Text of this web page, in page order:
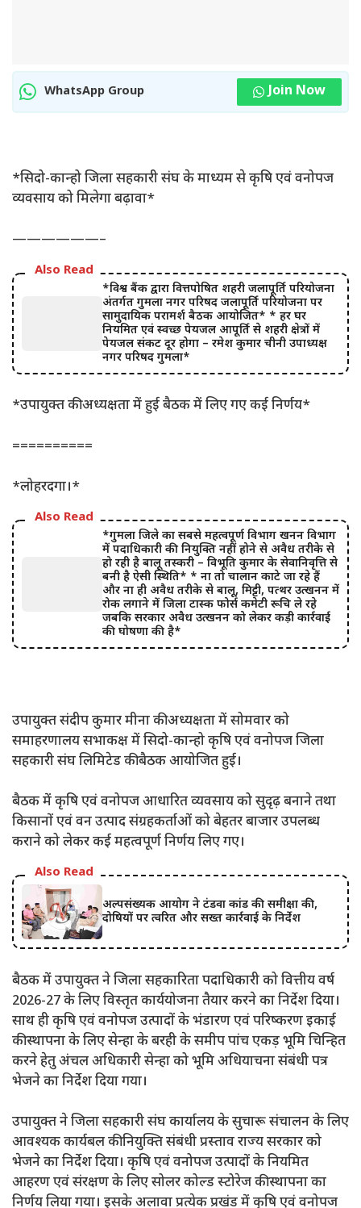
WhatsApp Group Join Now
*सिदो-कान्हो जिला सहकारी संघ के माध्यम से कृषि एवं वनोपज
व्यवसाय को मिलेगा बढ़ावा*
——————–
Also Read
*विश्व बैंक द्वारा वित्तपोषित शहरी जलापूर्ति परियोजना
अंतर्गत गुमला नगर परिषद जलापूर्ति परियोजना पर
सामुदायिक परामर्श बैठक आयोजित* * हर घर
नियमित एवं स्वच्छ पेयजल आपूर्ति से शहरी क्षेत्रों में
पेयजल संकट दूर होगा – रमेश कुमार चीनी उपाध्यक्ष
नगर परिषद गुमला*
*उपायुक्त की अध्यक्षता में हुई बैठक में लिए गए कई निर्णय*
==========
*लोहरदगा।*
Also Read
*गुमला जिले का सबसे महत्वपूर्ण विभाग खनन विभाग
में पदाधिकारी की नियुक्ति नहीं होने से अवैध तरीके से
हो रही है बालू तस्करी – विभूति कुमार के सेवानिवृत्ति से
बनी है ऐसी स्थिति* * ना तो चालान काटे जा रहे हैं
और ना ही अवैध तरीके से बालू, मिट्टी, पत्थर उत्खनन में
रोक लगाने में जिला टास्क फोर्स कमेटी रूचि ले रहे
जबकि सरकार अवैध उत्खनन को लेकर कड़ी कार्रवाई
की घोषणा की है*
उपायुक्त संदीप कुमार मीना की अध्यक्षता में सोमवार को
समाहरणालय सभाकक्ष में सिदो-कान्हो कृषि एवं वनोपज जिला
सहकारी संघ लिमिटेड की बैठक आयोजित हुई।
बैठक में कृषि एवं वनोपज आधारित व्यवसाय को सुदृढ़ बनाने तथा
किसानों एवं वन उत्पाद संग्रहकर्ताओं को बेहतर बाजार उपलब्ध
कराने को लेकर कई महत्वपूर्ण निर्णय लिए गए।
Also Read
अल्पसंख्यक आयोग ने टंडवा कांड की समीक्षा की,
दोषियों पर त्वरित और सख्त कार्रवाई के निर्देश
बैठक में उपायुक्त ने जिला सहकारिता पदाधिकारी को वित्तीय वर्ष
2026-27 के लिए विस्तृत कार्ययोजना तैयार करने का निर्देश दिया।
साथ ही कृषि एवं वनोपज उत्पादों के भंडारण एवं परिष्करण इकाई
की स्थापना के लिए सेन्हा के बरही के समीप पांच एकड़ भूमि चिन्हित
करने हेतु अंचल अधिकारी सेन्हा को भूमि अधियाचना संबंधी पत्र
भेजने का निर्देश दिया गया।
उपायुक्त ने जिला सहकारी संघ कार्यालय के सुचारू संचालन के लिए
आवश्यक कार्यबल की नियुक्ति संबंधी प्रस्ताव राज्य सरकार को
भेजने का निर्देश दिया। कृषि एवं वनोपज उत्पादों के नियमित
आहरण एवं संरक्षण के लिए सोलर कोल्ड स्टोरेज की स्थापना का
निर्णय लिया गया। इसके अलावा प्रत्येक प्रखंड में कृषि एवं वनोपज